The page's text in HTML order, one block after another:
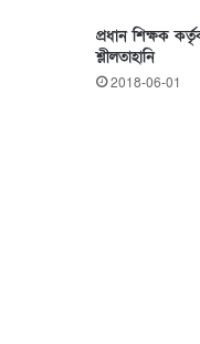
প্রধান শিক্ষক
শ্লীলতাহানি
2018-06-01